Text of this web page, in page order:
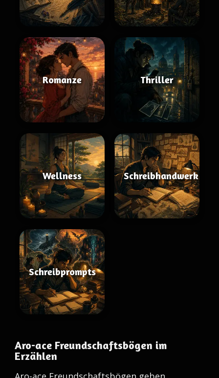
Romanze Thriller
Wellness Schreibhandwerk
Schreibprompts
Aro-ace Freundschaftsbögen im
Erzählen